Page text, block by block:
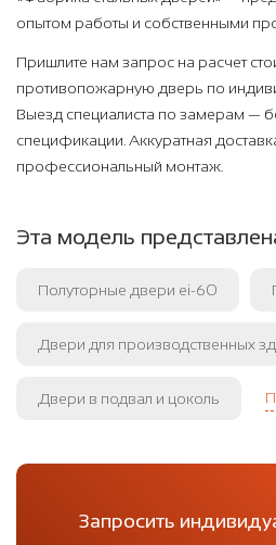
опытом работы и собственными
Пришлите нам запрос на расчет
противопожарную дверь по
Выезд специалиста по замерам —
спецификации. Аккуратная
профессиональный монтаж.
Эта модель
Полуторные двери ei-60
Двери для производственных
Двери в подвал и цоколь
Запросить